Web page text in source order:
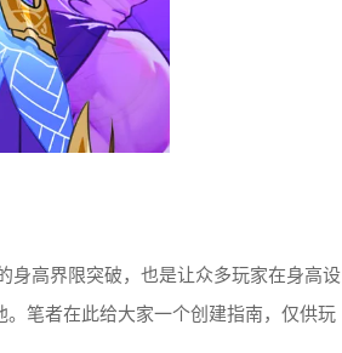
身高界限突破，也是让众多玩家在身高设
笔者在此给大家一个创建指南，仅供玩